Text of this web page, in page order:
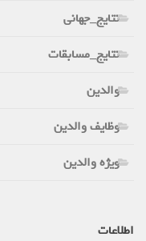
نتایج_جهانی
نتایج_مسابقات
والدین
وظایف والدین
ویژه والدین
اطلاعات